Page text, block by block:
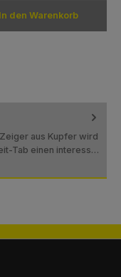
In den Warenkorb
aus Kupfer wird
Tab einen interess…